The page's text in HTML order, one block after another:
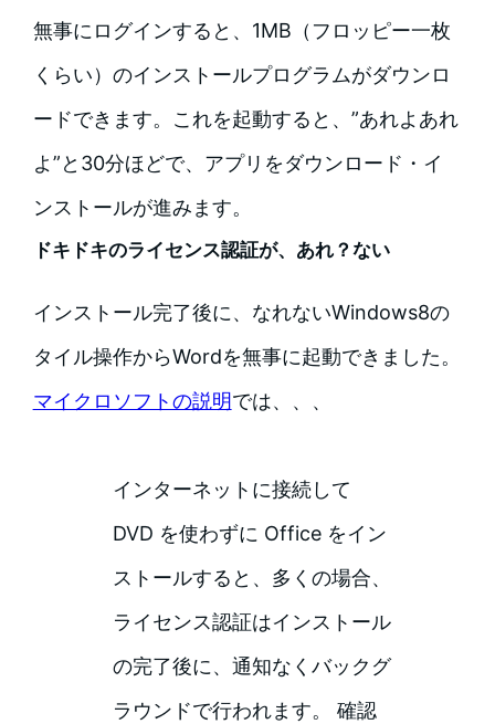
無事にログインすると、1MB（フロッピー一枚
くらい）のインストールプログラムがダウンロ
ードできます。これを起動すると、”あれよあれ
よ”と30分ほどで、アプリをダウンロード・イ
ンストールが進みます。
ドキドキのライセンス認証が、あれ？ない
インストール完了後に、なれないWindows8の
タイル操作からWordを無事に起動できました。
マイクロソフトの説明では、、、
インターネットに接続して
DVD を使わずに Office をイン
ストールすると、多くの場合、
ライセンス認証はインストール
の完了後に、通知なくバックグ
ラウンドで行われます。 確認